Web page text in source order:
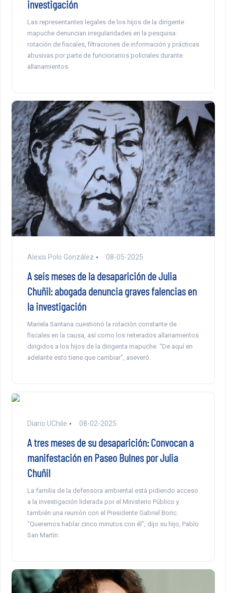
investigación
Las representantes legales de los hijos de la dirigente
mapuche denuncian irregularidades en la pesquisa:
rotación de fiscales, filtraciones de información y prácticas
abusivas por parte de funcionarios policiales durante
allanamientos.
Alexis Polo González 08-05-2025
A seis meses de la desaparición de Julia
Chuñil: abogada denuncia graves falencias en
la investigación
Mariela Santana cuestionó la rotación constante de
fiscales en la causa, así como los reiterados allanamientos
dirigidos a los hijos de la dirigenta mapuche. “De aquí en
adelante esto tiene que cambiar”, aseveró.
Diario UChile 08-02-2025
A tres meses de su desaparición: Convocan a
manifestación en Paseo Bulnes por Julia
Chuñil
La familia de la defensora ambiental está pidiendo acceso
a la investigación liderada por el Ministerio Público y
también una reunión con el Presidente Gabriel Boric.
“Queremos hablar cinco minutos con él”, dijo su hijo, Pablo
San Martín.